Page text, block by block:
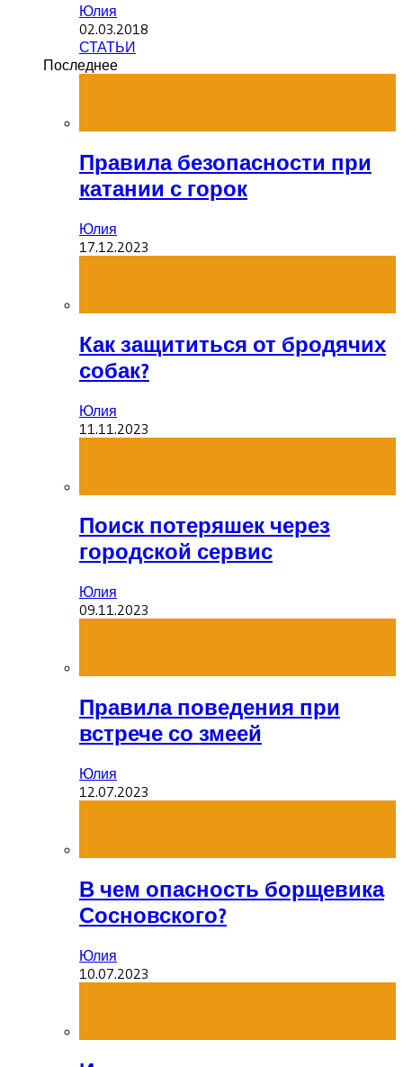
Юлия
02.03.2018
СТАТЬИ
Последнее
Правила безопасности при
катании с горок
Юлия
17.12.2023
Как защититься от бродячих
собак?
Юлия
11.11.2023
Поиск потеряшек через
городской сервис
Юлия
09.11.2023
Правила поведения при
встрече со змеей
Юлия
12.07.2023
В чем опасность борщевика
Сосновского?
Юлия
10.07.2023